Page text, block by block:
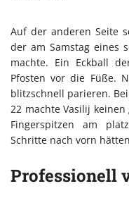
Auf der anderen Seite
der am Samstag eines
machte. Ein Eckball
Pfosten vor die Füße.
blitzschnell parieren.
22 machte Vasilij
Fingerspitzen am
Schritte nach vorn
Professionell